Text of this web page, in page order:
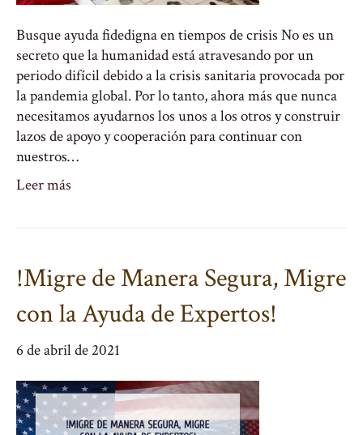
Busque ayuda fidedigna en tiempos de crisis No es un
secreto que la humanidad está atravesando por un
periodo difícil debido a la crisis sanitaria provocada por
la pandemia global. Por lo tanto, ahora más que nunca
necesitamos ayudarnos los unos a los otros y construir
lazos de apoyo y cooperación para continuar con
nuestros…
Leer más
!Migre de Manera Segura, Migre
con la Ayuda de Expertos!
6 de abril de 2021